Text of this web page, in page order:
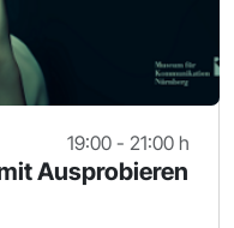
19:00 - 21:00 h
Ausprobieren